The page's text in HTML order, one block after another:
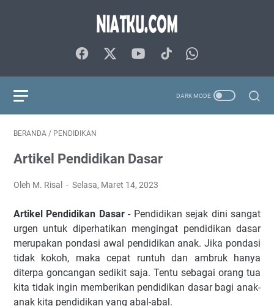
BERANDA / PENDIDIKAN
Artikel Pendidikan Dasar
Oleh M. Risal Selasa, Maret 14, 2023
Artikel Pendidikan Dasar- Pendidikan sejak dini sangat
urgen untuk diperhatikan mengingat pendidikan dasar
merupakan pondasi awal pendidikan anak. Jika pondasi
tidak kokoh, maka cepat runtuh dan ambruk hanya
diterpa goncangan sedikit saja. Tentu sebagai orang tua
kita tidak ingin memberikan pendidikan dasar bagi anak-
anak kita pendidikan yang abal-abal.